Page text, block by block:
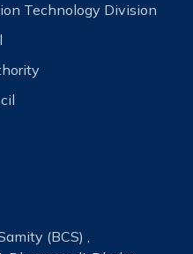
Technology Division
(BCS) ,